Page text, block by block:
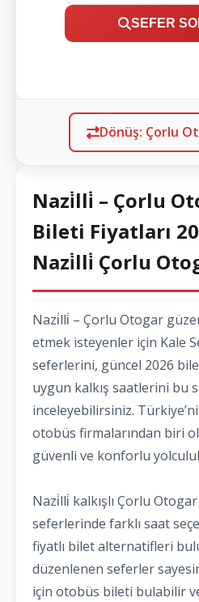
SEFER
Dönüş: Çorlu
Nazi̇lli̇ – Çorlu
Bileti Fiyatları
Nazi̇lli̇ Çorlu
Nazi̇lli̇ – Çorlu Otogar
etmek isteyenler için Kale
seferlerini, güncel 2026
uygun kalkış saatlerini bu
inceleyebilirsiniz.
otobüs firmalarından biri
güvenli ve konforlu
Nazi̇lli̇ kalkışlı Çorlu
seferlerinde farklı saat
fiyatlı bilet alternatifleri
düzenlenen seferler
için otobüs bileti bulabilir